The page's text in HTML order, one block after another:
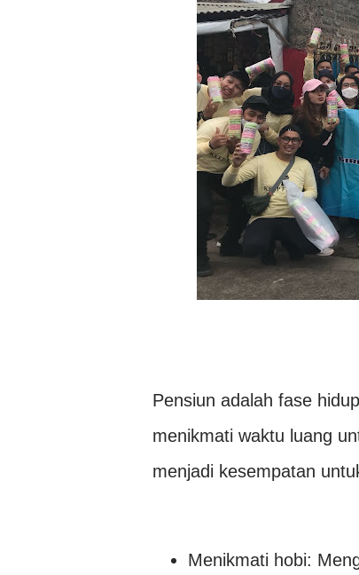
Pensiun adalah fase
menikmati waktu luang
menjadi kesempatan
Menikmati hobi: